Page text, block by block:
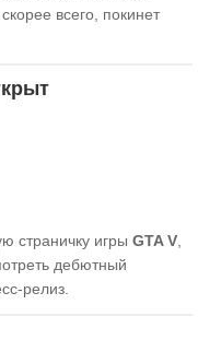
всего, покинет
страничку игры GTA V
дебютный
релиз.